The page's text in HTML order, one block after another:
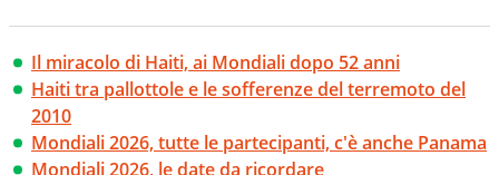
Il miracolo di Haiti, ai Mondiali dopo 52 anni
Haiti tra pallottole e le sofferenze del terremoto del
2010
Mondiali 2026, tutte le partecipanti, c'è anche Panama
Mondiali 2026, le date da ricordare